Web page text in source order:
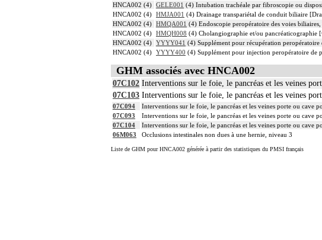
HNCA002 (4) GELE001 (4) Intubation trachéale par fibroscopie ou
HNCA002 (4) HMJA001 (4) Drainage transpariétal de conduit biliaire
HNCA002 (4) HMQA001 (4) Endoscopie peropératoire des voies
HNCA002 (4) HMQH008 (4) Cholangiographie et/ou pancréaticographie
HNCA002 (4) YYYY041 (4) Supplément pour récupération peropératoire
HNCA002 (4) YYYY400 (4) Supplément pour injection peropératoire de
GHM associés avec HNCA002
07C102 Interventions sur le foie, le pancréas et les veines
07C103 Interventions sur le foie, le pancréas et les veines
07C094
Interventions sur le foie, le pancréas et les veines porte ou cave
07C093
Interventions sur le foie, le pancréas et les veines porte ou cave
07C104
Interventions sur le foie, le pancréas et les veines porte ou cave
06M063
Occlusions intestinales non dues à une hernie, niveau 3
Liste de GHM pour HNCA002 générée à partir des statistiques du PMSI français